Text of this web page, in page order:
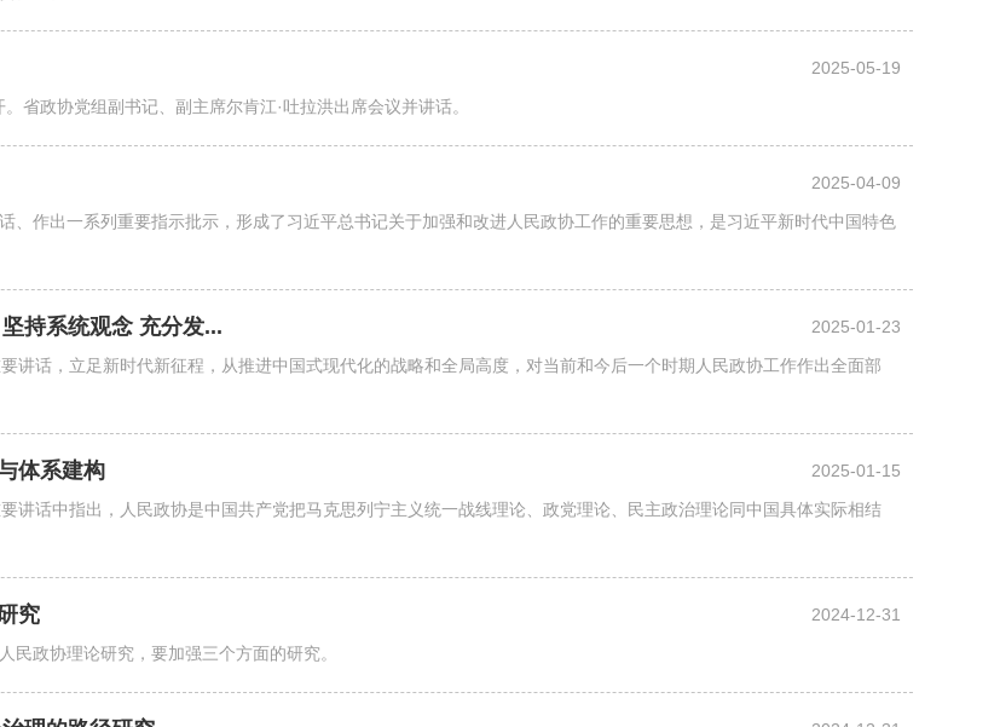
2025-05-19
省政协党组副书记、副主席尔肯江·吐拉洪出席会议并讲话。
2025-04-09
、作出一系列重要指示批示，形成了习近平总书记关于加强和改进人民政协工作的重要思想，是习近平新时代中国特色
持系统观念 充分发...
2025-01-23
讲话，立足新时代新征程，从推进中国式现代化的战略和全局高度，对当前和今后一个时期人民政协工作作出全面部
体系建构
2025-01-15
讲话中指出，人民政协是中国共产党把马克思列宁主义统一战线理论、政党理论、民主政治理论同中国具体实际相结
究
2024-12-31
政协理论研究，要加强三个方面的研究。